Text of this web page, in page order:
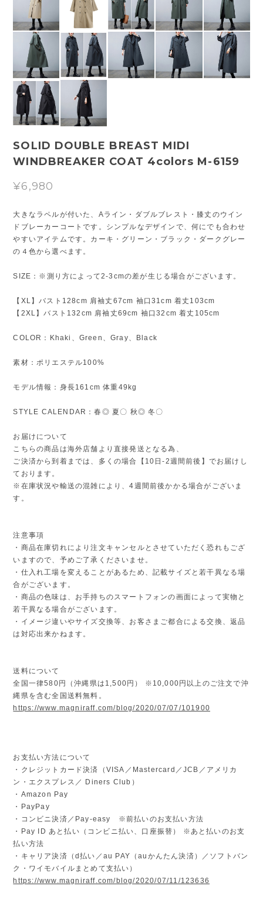
SOLID DOUBLE BREAST MIDI
WINDBREAKER COAT 4colors M-6159
¥6,980
大きなラペルが付いた、Aライン・ダブルブレスト・膝丈のウイン
ドブレーカーコートです。シンプルなデザインで、何にでも合わせ
やすいアイテムです。カーキ・グリーン・ブラック・ダークグレー
の４色から選べます。
SIZE：※測り方によって2-3cmの差が生じる場合がございます。
【XL】バスト128cm 肩袖丈67cm 袖口31cm 着丈103cm
【2XL】バスト132cm 肩袖丈69cm 袖口32cm 着丈105cm
COLOR：Khaki、Green、Gray、Black
素材：ポリエステル100%
モデル情報：身長161cm 体重49kg
STYLE CALENDAR：春◎ 夏〇 秋◎ 冬〇
お届けについて
こちらの商品は海外店舗より直接発送となる為、
ご決済から到着までは、多くの場合【10日-2週間前後】でお届けし
ております。
※在庫状況や輸送の混雑により、4週間前後かかる場合がございま
す。
注意事項
・商品在庫切れにより注文キャンセルとさせていただく恐れもござ
いますので、予めご了承くださいませ。
・仕入れ工場を変えることがあるため、記載サイズと若干異なる場
合がございます。
・商品の色味は、お手持ちのスマートフォンの画面によって実物と
若干異なる場合がございます。
・イメージ違いやサイズ交換等、お客さまご都合による交換、返品
は対応出来かねます。
送料について
全国一律580円（沖縄県は1,500円） ※10,000円以上のご注文で沖
縄県を含む全国送料無料。
https://www.magniraff.com/blog/2020/07/07/101900
お支払い方法について
・クレジットカード決済（VISA／Mastercard／JCB／アメリカ
ン・エクスプレス／ Diners Club）
・Amazon Pay
・PayPay
・コンビニ決済／Pay-easy ※前払いのお支払い方法
・Pay ID あと払い（コンビニ払い、口座振替） ※あと払いのお支
払い方法
・キャリア決済（d払い／au PAY（auかんたん決済）／ソフトバン
ク・ワイモバイルまとめて支払い）
https://www.magniraff.com/blog/2020/07/11/123636